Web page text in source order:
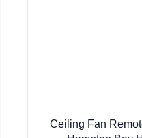
Ceiling Fan